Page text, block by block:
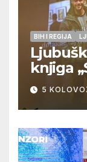
BIH I REGIJA
knjiga
dr. sc.
5